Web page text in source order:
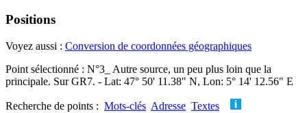
Positions
Voyez aussi : Conversion de coordonnées géographiques
Point sélectionné : N°3_ Autre source, un peu plus loin que la
principale. Sur GR7. - Lat: 47° 50' 11.38" N, Lon: 5° 14' 12.56" E
Recherche de points : Mots-clés Adresse Textes